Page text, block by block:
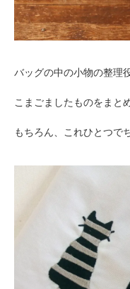
バッグの中の小物の整理
こまごましたものをまと
もちろん、これひとつで